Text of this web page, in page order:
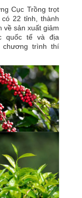
Cục Trồng trọt
22 tỉnh, thành
về sản xuất giảm
quốc tế và địa
chương trình thí